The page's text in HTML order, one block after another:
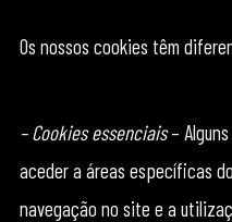
Os nossos cookies têm
– Cookies essenciais–
aceder a áreas específicas
navegação no site e a